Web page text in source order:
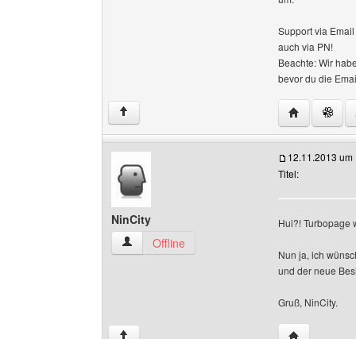
Support via
auch via PN!
Beachte: Wir
bevor du die
↑ Website
NinCity
NinCity Benutzer-Profile anzeigen
Offline
12.11.2013 um
Titel:
Hui?! Turbopage
Nun ja, ich
und der neue
Gruß, NinCity.
↑ Website